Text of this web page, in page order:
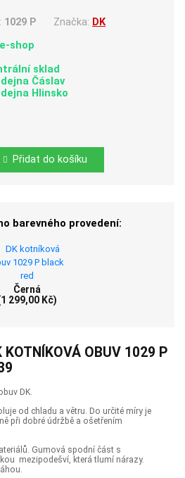
1029 P Značka: DK
shop
sklad
Čáslav
Hlinsko
Přidat do košíku
barevného provedení:
Černá
299,00 Kč)
KOTNÍKOVÁ OBUV 1029 P
DK.
od chladu a větru. Do určité míry je
při dobré údržbě a ošetřením
Gumová spodní část s
mezipodešví, která tlumí nárazy.